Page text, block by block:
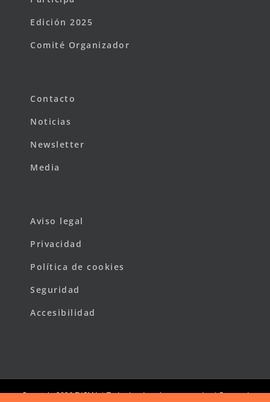
Edición 2025
Comité Organizador
Contacto
Noticias
Newsletter
Media
Aviso legal
Privacidad
Política de cookies
Seguridad
Accesibilidad
Copyright2026 FYCMA | Todos los derechos reservados | Powered